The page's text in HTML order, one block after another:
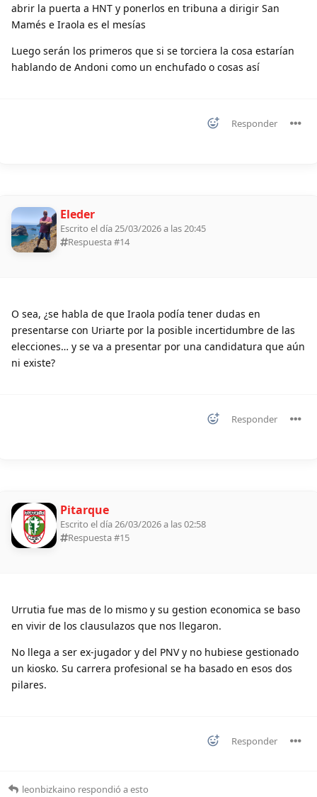
abrir la puerta a HNT y ponerlos en tribuna a dirigir San
Mamés e Iraola es el mesías
Luego serán los primeros que si se torciera la cosa estarían
hablando de Andoni como un enchufado o cosas así
Responder
Eleder
Escrito el día 25/03/2026 a las 20:45
Respuesta #14
O sea, ¿se habla de que Iraola podía tener dudas en
presentarse con Uriarte por la posible incertidumbre de las
elecciones… y se va a presentar por una candidatura que aún
ni existe?
Responder
Pitarque
Escrito el día 26/03/2026 a las 02:58
Respuesta #15
Urrutia fue mas de lo mismo y su gestion economica se baso
en vivir de los clausulazos que nos llegaron.
No llega a ser ex-jugador y del PNV y no hubiese gestionado
un kiosko. Su carrera profesional se ha basado en esos dos
pilares.
Responder
leonbizkaino respondió a esto